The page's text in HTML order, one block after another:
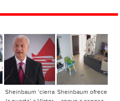
Sheinbaum ‘cierra Sheinbaum ofrece